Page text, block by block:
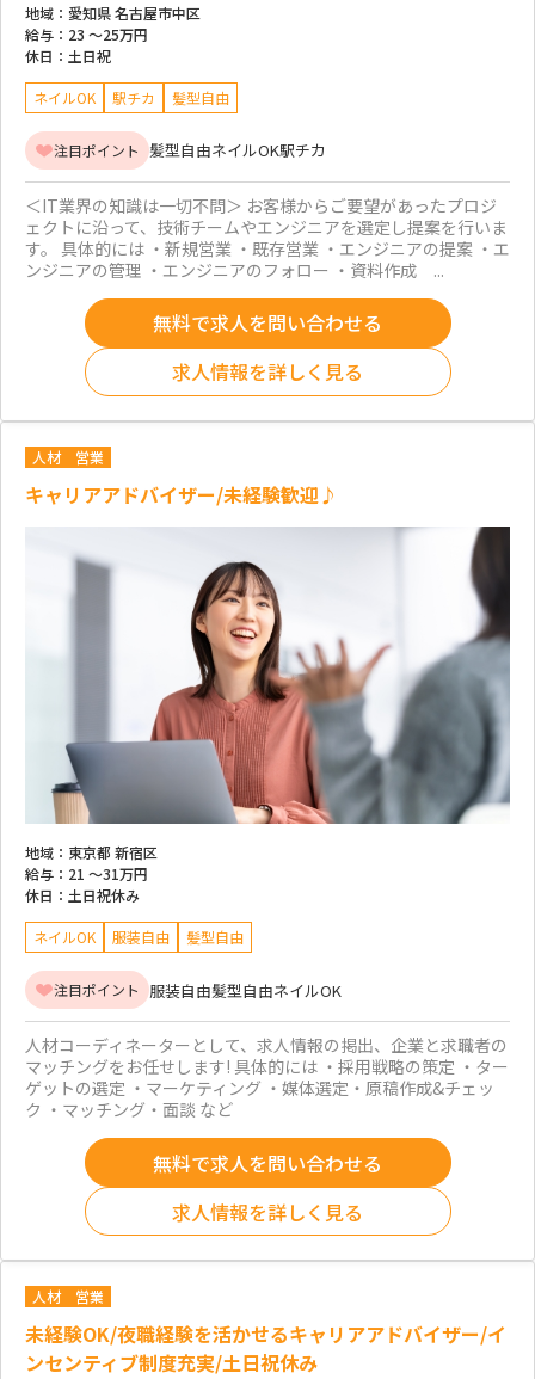
地域： 愛知県 名古屋市中区
給与： 23 ～25万円
休日： 土日祝
ネイルOK 駅チカ 髪型自由
注目ポイント 髪型自由ネイルOK駅チカ
＜IT業界の知識は一切不問＞ お客様からご要望があったプロジ
ェクトに沿って、技術チームやエンジニアを選定し提案を行いま
す。 具体的には ・新規営業 ・既存営業 ・エンジニアの提案 ・エ
ンジニアの管理 ・エンジニアのフォロー ・資料作成 ...
無料で求人を問い合わせる
求人情報を詳しく見る
人材 営業
キャリアアドバイザー/未経験歓迎♪
地域： 東京都 新宿区
給与： 21 ～31万円
休日： 土日祝休み
ネイルOK 服装自由 髪型自由
注目ポイント 服装自由髪型自由ネイルOK
人材コーディネーターとして、求人情報の掲出、企業と求職者の
マッチングをお任せします! 具体的には ・採用戦略の策定 ・ター
ゲットの選定 ・マーケティング ・媒体選定・原稿作成&チェッ
ク ・マッチング・面談 など
無料で求人を問い合わせる
求人情報を詳しく見る
人材 営業
未経験OK/夜職経験を活かせるキャリアアドバイザー/イ
ンセンティブ制度充実/土日祝休み